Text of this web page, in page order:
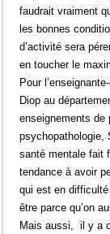
faudrait vraiment
les bonnes
d’activité sera
en toucher le
Pour
Diop au
enseignements de
psychopathologie,
santé mentale fait
tendance à avoir
qui est en
être parce qu’on
Mais aussi, il y a